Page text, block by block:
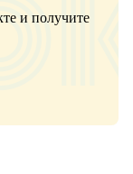
и получите